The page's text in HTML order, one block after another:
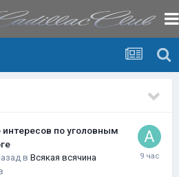
по уголовным
в Всякая всячина